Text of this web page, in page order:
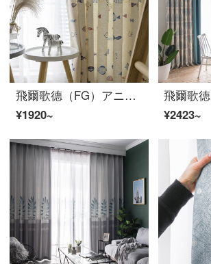
飛爾歌德（FG）アニメ子供可愛い小魚亜麻プリントのカーテンリビングルームの書斎ベビールームのカーテンカスタマイズ可愛い漫画小魚カーテン（窓紗を含まない）の幅3メートル*高さ2.7メートル-フック式一枚（高さは短く変えられます）
¥1920~
¥2423~